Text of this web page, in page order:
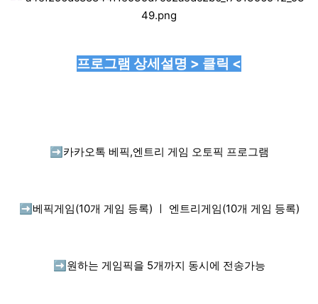
프로그램 상세설명 > 클릭 <
➡️ 카카오톡 베픽,엔트리 게임 오토픽 프로그램
➡️ 베픽게임(10개 게임 등록) ㅣ 엔트리게임(10개 게임 등록)
➡️ 원하는 게임픽을 5개까지 동시에 전송가능